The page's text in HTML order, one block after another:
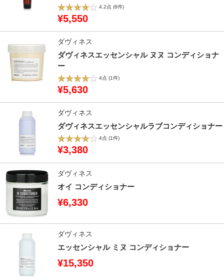
4.2点 (8件)
¥5,550
ダヴィネス
ダヴィネスエッセンシャル ヌヌ コンディショナ
ー
4点 (1件)
¥5,630
ダヴィネス
ダヴィネスエッセンシャルラブコンディショナー
4点 (1件)
¥3,380
ダヴィネス
オイ コンディショナー
¥6,330
ダヴィネス
エッセンシャル ミヌ コンディショナー
¥15,350